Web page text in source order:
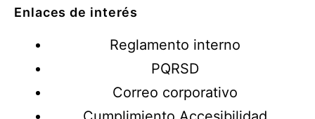
Enlaces de interés
Reglamento interno
PQRSD
Correo corporativo